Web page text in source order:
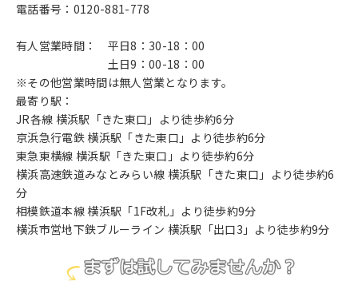
電話番号：0120-881-778
有人営業時間： 平日8：30-18：00
土日9：00-18：00
※その他営業時間は無人営業となります。
最寄り駅：
JR各線 横浜駅「きた東口」より徒歩約6分
京浜急行電鉄 横浜駅「きた東口」より徒歩約6分
東急東横線 横浜駅「きた東口」より徒歩約6分
横浜高速鉄道みなとみらい線 横浜駅「きた東口」より徒歩約6
分
相模鉄道本線 横浜駅「1F改札」より徒歩約9分
横浜市営地下鉄ブルーライン 横浜駅「出口3」より徒歩約9分